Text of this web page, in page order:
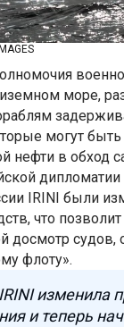
море,
могут
нефти в обход
дипломатии
IRINI были
что
досмотр судов,
флоту».
изменила
и теперь